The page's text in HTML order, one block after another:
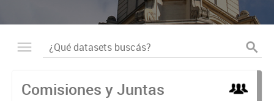
Comisiones y Juntas